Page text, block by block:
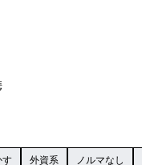
す 外資系 ノルマなし